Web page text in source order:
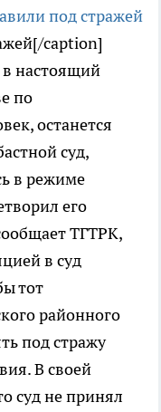
caption]
настоящий
по
останется
суд,
в режиме
его
ТГТРК,
в суд
тот
районного
под стражу
В своей
суд не принял